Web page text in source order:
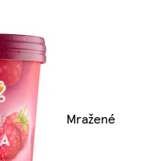
Mražené